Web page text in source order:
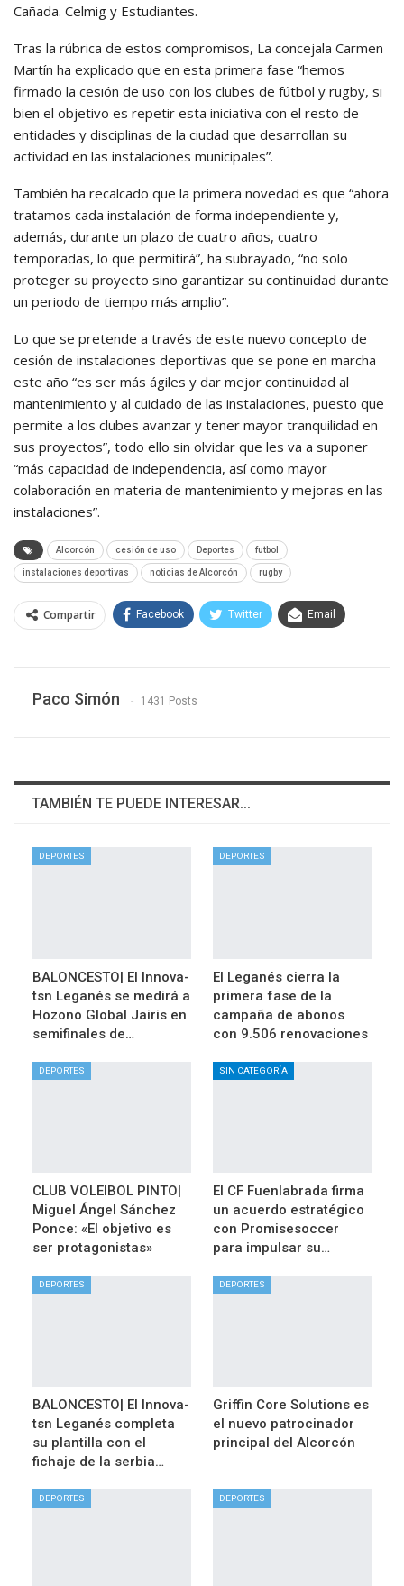
Cañada. Celmig y Estudiantes.
Tras la rúbrica de estos compromisos, La concejala Carmen
Martín ha explicado que en esta primera fase “hemos
firmado la cesión de uso con los clubes de fútbol y rugby, si
bien el objetivo es repetir esta iniciativa con el resto de
entidades y disciplinas de la ciudad que desarrollan su
actividad en las instalaciones municipales”.
También ha recalcado que la primera novedad es que “ahora
tratamos cada instalación de forma independiente y,
además, durante un plazo de cuatro años, cuatro
temporadas, lo que permitirá”, ha subrayado, “no solo
proteger su proyecto sino garantizar su continuidad durante
un periodo de tiempo más amplio”.
Lo que se pretende a través de este nuevo concepto de
cesión de instalaciones deportivas que se pone en marcha
este año “es ser más ágiles y dar mejor continuidad al
mantenimiento y al cuidado de las instalaciones, puesto que
permite a los clubes avanzar y tener mayor tranquilidad en
sus proyectos”, todo ello sin olvidar que les va a suponer
“más capacidad de independencia, así como mayor
colaboración en materia de mantenimiento y mejoras en las
instalaciones”.
Alcorcón cesión de uso Deportes futbol
instalaciones deportivas noticias de Alcorcón rugby
Compartir Facebook Twitter Email
Paco Simón 1431 Posts
TAMBIÉN TE PUEDE INTERESAR...
DEPORTES
BALONCESTO| El Innova-
tsn Leganés se medirá a
Hozono Global Jairis en
semifinales de…
DEPORTES
El Leganés cierra la
primera fase de la
campaña de abonos
con 9.506 renovaciones
DEPORTES
CLUB VOLEIBOL PINTO|
Miguel Ángel Sánchez
Ponce: «El objetivo es
ser protagonistas»
SIN CATEGORÍA
El CF Fuenlabrada firma
un acuerdo estratégico
con Promisesoccer
para impulsar su…
DEPORTES
BALONCESTO| El Innova-
tsn Leganés completa
su plantilla con el
fichaje de la serbia…
DEPORTES
Griffin Core Solutions es
el nuevo patrocinador
principal del Alcorcón
DEPORTES DEPORTES